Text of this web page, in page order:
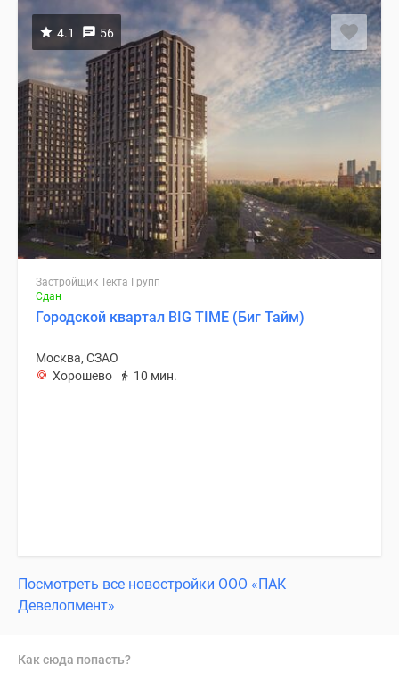
4.1 56
Застройщик Текта Групп
Сдан
Городской квартал BIG TIME (Биг Тайм)
Москва, СЗАО
Хорошево
10 мин.
Посмотреть все новостройки ООО «ПАК
Девелопмент»
Как сюда попасть?